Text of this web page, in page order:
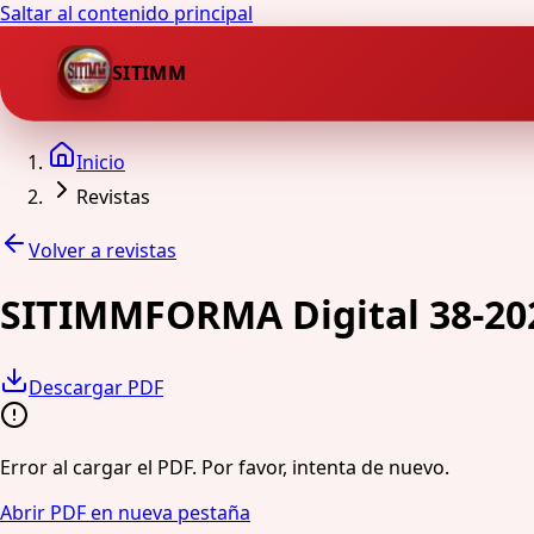
Saltar al contenido principal
SITIMM
Inicio
Revistas
Volver a revistas
SITIMMFORMA Digital 38-
Descargar PDF
Error al cargar el PDF. Por favor, intenta de nuevo.
Abrir PDF en nueva pestaña